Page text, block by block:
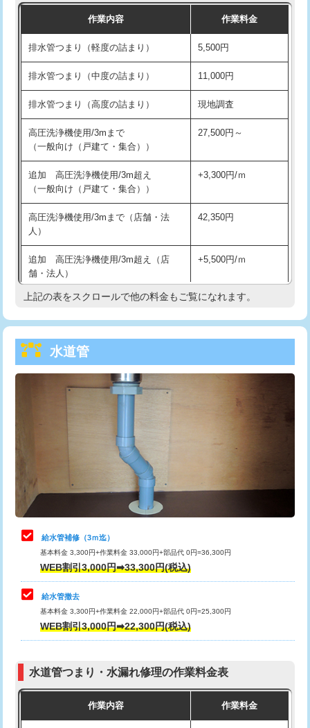
現場見積
※給水管工事は20mmまでの価格です。
持込商品取付（単水栓） 13,200円
持込商品取付（混合水栓） 16,500円
持込商品取付（浄水器・分岐水栓） 16,500円
給水管工事※（ホール加工) 16,500円
給水管工事※（バンド止め) 3,300円
給水管工事※（支持金具設置)
給水管工事※（保温材使用（バンド止
め込み）)
5,500円
給水管工事※（土の掘削・埋め戻し作
業)
11,000円
給水管工事※（塩ビ管（VP・HI）使
用/3ｍまで)
33,000円
給水管工事※（塩ビ管（VP・HI）使
+8,800円
給水管工事※（ライニング鋼管・銅
管・ポリ管・HT管使用/3ｍまで)
給水管工事※（ライニング鋼管・銅
管・ポリ管・HT管使用/3ｍ超え)
排水管工事（土の掘削・埋め戻し作
11,000円~
排水管工事（排水管工事/3ｍまで） 55,000円
排水管工事（追加 排水管工事/3ｍ超
マス交換（土の掘削・埋め戻し作業）
マス交換（深さ50㎝未満）
マス交換（深さ50㎝以上）
コンクリート斫り（厚さ10㎝まで）
モルタル補修（厚さ10㎝超え） 38,500円
作業内容 作業料金
排水管つまり（軽度の詰まり） 5,500円
排水管つまり（中度の詰まり） 11,000円
排水管つまり（高度の詰まり） 現地調査
高圧洗浄機使用/3mまで
（一般向け（戸建て・集合））
27,500円～
追加 高圧洗浄機使用/3m超え
（一般向け（戸建て・集合））
+3,300円/ｍ
高圧洗浄機使用/3mまで（店舗・法
人）
42,350円
追加 高圧洗浄機使用/3m超え（店
舗・法人）
+5,500円/ｍ
高度高圧洗浄換 現地調査
トーラー機使用/3mまで
追加トーラー機使用/3m超え
33,000円
8,800円
止水・漏水調査・防水処理・清掃・修
理・調整・分解・加工など（軽作業）
11,000円
止水・漏水調査・防水処理・清掃・修
理・調整・分解・加工など（中作業）
止水・漏水調査・防水処理・清掃・修
理・調整・分解・加工など（重作業）
33,000円
その他部品の脱着
交換・取付（タンク）
式）)
式・ワンホール）)
上記の表をスクロールで他の料金もご覧になれます。
水道管
給水管補修（3ｍ迄）
基本料金 3,300円+作業料金 33,000円+部品代 0円=36,300円
WEB割引3,000円➡33,300円(税込)
給水管撤去
基本料金 3,300円+作業料金 22,000円+部品代 0円=25,300円
WEB割引3,000円➡22,300円(税込)
水道管つまり・水漏れ修理の作業料金表
作業内容 作業料金